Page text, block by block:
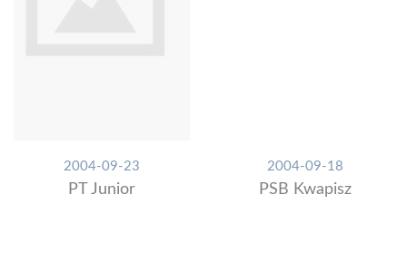
2004-09-23
PT Junior
2004-09-18
PSB Kwapisz